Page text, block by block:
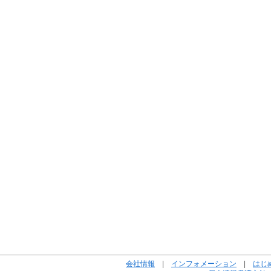
会社情報 インフォメーション
はじ